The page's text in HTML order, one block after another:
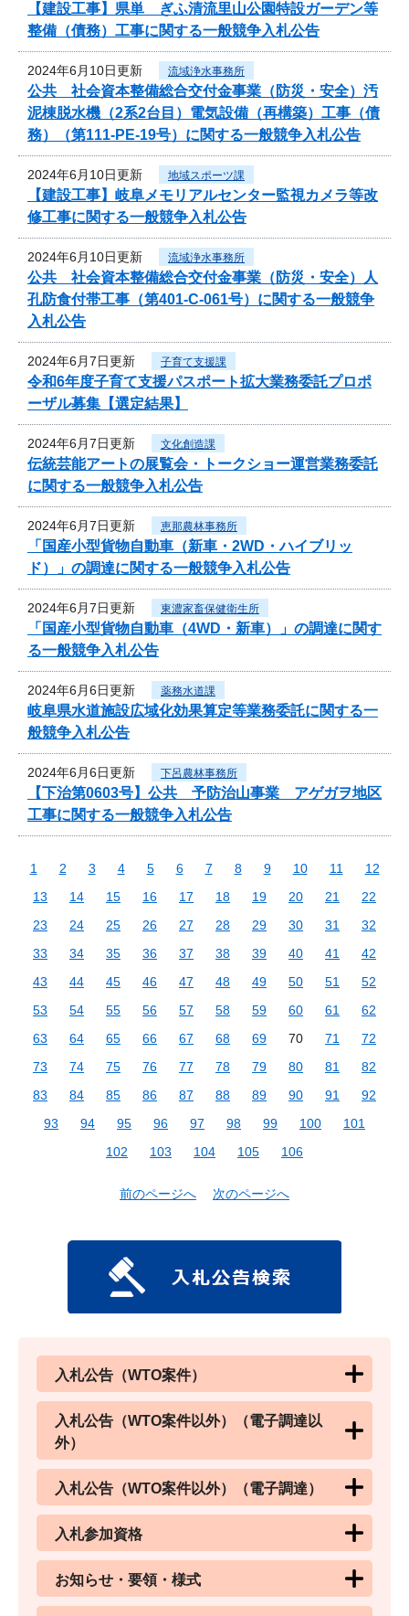
【建設工事】県単 ぎふ清流里山公園特設ガーデン等
整備（債務）工事に関する一般競争入札公告
2024年6月10日更新 流域浄水事務所
公共 社会資本整備総合交付金事業（防災・安全）汚
泥棟脱水機（2系2台目）電気設備（再構築）工事（債
務）（第111-PE-19号）に関する一般競争入札公告
2024年6月10日更新 地域スポーツ課
【建設工事】岐阜メモリアルセンター監視カメラ等改
修工事に関する一般競争入札公告
2024年6月10日更新 流域浄水事務所
公共 社会資本整備総合交付金事業（防災・安全）人
孔防食付帯工事（第401-C-061号）に関する一般競争
入札公告
2024年6月7日更新 子育て支援課
令和6年度子育て支援パスポート拡大業務委託プロポ
ーザル募集【選定結果】
2024年6月7日更新 文化創造課
伝統芸能アートの展覧会・トークショー運営業務委託
に関する一般競争入札公告
2024年6月7日更新 恵那農林事務所
「国産小型貨物自動車（新車・2WD・ハイブリッ
ド）」の調達に関する一般競争入札公告
2024年6月7日更新 東濃家畜保健衛生所
「国産小型貨物自動車（4WD・新車）」の調達に関す
る一般競争入札公告
2024年6月6日更新 薬務水道課
岐阜県水道施設広域化効果算定等業務委託に関する一
般競争入札公告
2024年6月6日更新 下呂農林事務所
【下治第0603号】公共 予防治山事業 アゲガヲ地区
工事に関する一般競争入札公告
1 2 3 4 5 6 7 8 9 10 11
12
13
14 15 16 17 18 19 20 21
22
23
24 25 26 27 28 29 30 31
32
33
34 35 36 37 38 39 40 41
42
43
44 45 46 47 48 49 50 51
52
53
54 55 56 57 58 59 60 61
62
63
64 65 66 67 68 69 70 71
72
73
74 75 76 77 78 79 80 81
82
83
84 85 86 87 88 89 90 91
92
93
94 95 96 97 98 99 100
101
102
103 104 105 106
前のページへ 次のページへ
入札公告（WTO案件）
入札公告（WTO案件以外）（電子調達以
外）
入札公告（WTO案件以外）（電子調達）
入札参加資格
お知らせ・要領・様式